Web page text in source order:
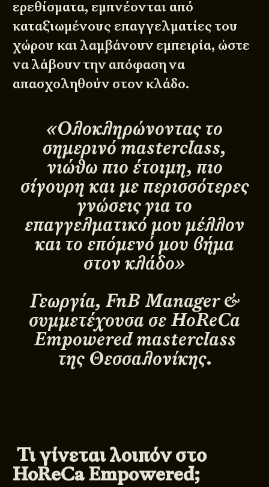
ερεθίσματα, εμπνέονται από
καταξιωμένους επαγγελματίες του
χώρου και λαμβάνουν εμπειρία, ώστε
να λάβουν την απόφαση να
απασχοληθούν στον κλάδο.
«Ολοκληρώνοντας το
σημερινό masterclass,
νιώθω πιο έτοιμη, πιο
σίγουρη και με περισσότερες
γνώσεις για το
επαγγελματικό μου μέλλον
και το επόμενό μου βήμα
στον κλάδο»
Γεωργία, FnB Manager &
συμμετέχουσα σε HoReCa
Empowered masterclass
της Θεσσαλονίκης.
Τι γίνεται λοιπόν στο
HoReCa Empowered;